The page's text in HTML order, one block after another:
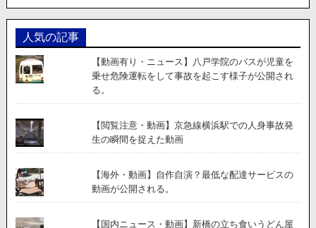
兵
ロ
ー
ニ
BAR」
の
実
射
動
画
人気の記事
【動画有り・ニュース】八戸学院のバスが児童を
乗せ危険運転をして事故を起こす様子が公開され
る。
【閲覧注意・動画】京急線横浜駅での人身事故発
生の瞬間を捉えた動画
【海外・動画】自作自演？最低な配達サービスの
動画が公開される。
【国内ニュース・動画】新橋の立ち食いうどん屋